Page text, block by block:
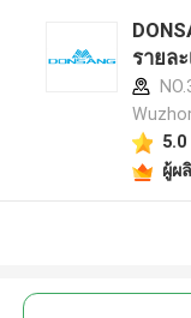
รายล
5.0
ผู้ผ